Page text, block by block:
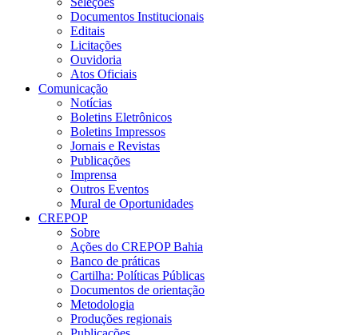
Documentos Institucionais
Editais
Licitações
Ouvidoria
Atos Oficiais
Comunicação
Notícias
Boletins Eletrônicos
Boletins Impressos
Jornais e Revistas
Publicações
Imprensa
Outros Eventos
Mural de Oportunidades
CREPOP
Sobre
Ações do CREPOP Bahia
Banco de práticas
Cartilha: Políticas Públicas
Documentos de orientação
Metodologia
Produções regionais